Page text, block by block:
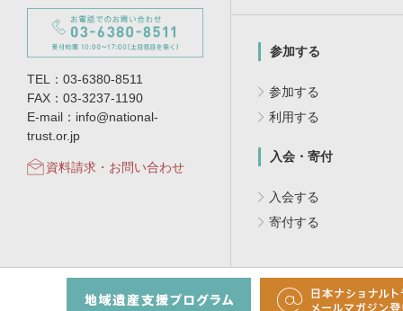
TEL：03-6380-8511
FAX：03-3237-1190
E-mail：info@national-
trust.or.jp
資料請求・お問い合わせ
参加する
参加する
利用する
入会・寄付
入会する
寄付する